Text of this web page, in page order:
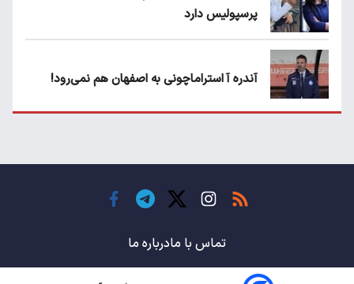
پرسپولیس دارد
آندره آ استراماچونی به اصفهان هم نمی‌رود!
حسن روی هوا!
باشگاه های جهان
تماس با مادرباره ما